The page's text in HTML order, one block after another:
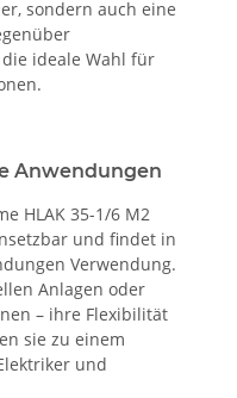
sondern auch eine
ideale Wahl für
Anwendungen
HLAK 35-1/6 M2
und findet in
Verwendung.
Anlagen oder
– ihre Flexibilität
sie zu einem
und